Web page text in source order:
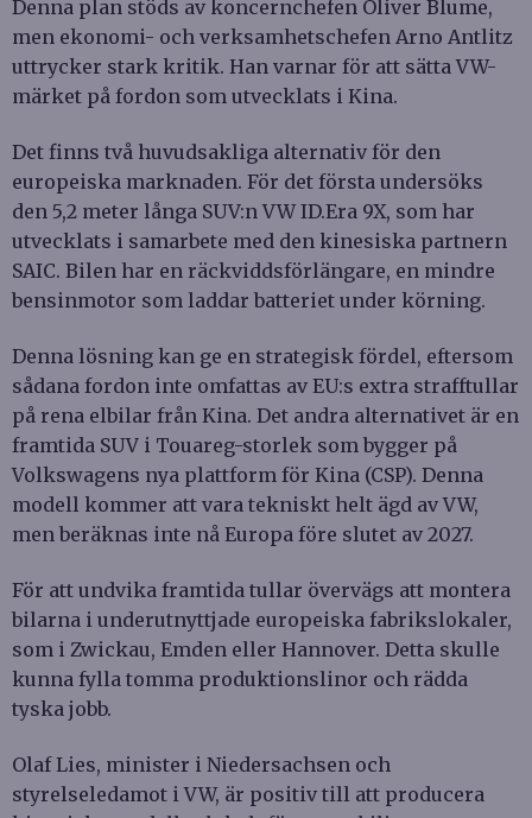
Denna plan stöds av koncernchefen Oliver Blume,
men ekonomi- och verksamhetschefen Arno Antlitz
uttrycker stark kritik. Han varnar för att sätta VW-
märket på fordon som utvecklats i Kina.
Det finns två huvudsakliga alternativ för den
europeiska marknaden. För det första undersöks
den 5,2 meter långa SUV:n VW ID.Era 9X, som har
utvecklats i samarbete med den kinesiska partnern
SAIC. Bilen har en räckviddsförlängare, en mindre
bensinmotor som laddar batteriet under körning.
Denna lösning kan ge en strategisk fördel, eftersom
sådana fordon inte omfattas av EU:s extra strafftullar
på rena elbilar från Kina. Det andra alternativet är en
framtida SUV i Touareg-storlek som bygger på
Volkswagens nya plattform för Kina (CSP). Denna
modell kommer att vara tekniskt helt ägd av VW,
men beräknas inte nå Europa före slutet av 2027.
För att undvika framtida tullar övervägs att montera
bilarna i underutnyttjade europeiska fabrikslokaler,
som i Zwickau, Emden eller Hannover. Detta skulle
kunna fylla tomma produktionslinor och rädda
tyska jobb.
Olaf Lies, minister i Niedersachsen och
styrelseledamot i VW, är positiv till att producera